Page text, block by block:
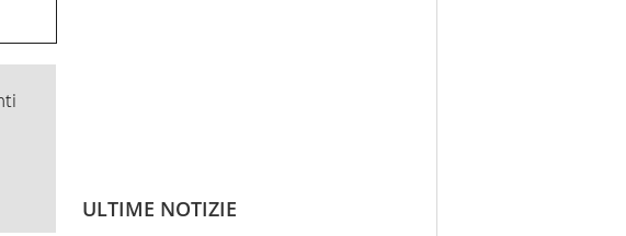
ULTIME NOTIZIE